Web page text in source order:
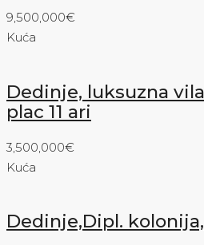
9,500,000€
Kuća
Dedinje, luksuzna
plac 11 ari
3,500,000€
Kuća
Dedinje,Dipl.